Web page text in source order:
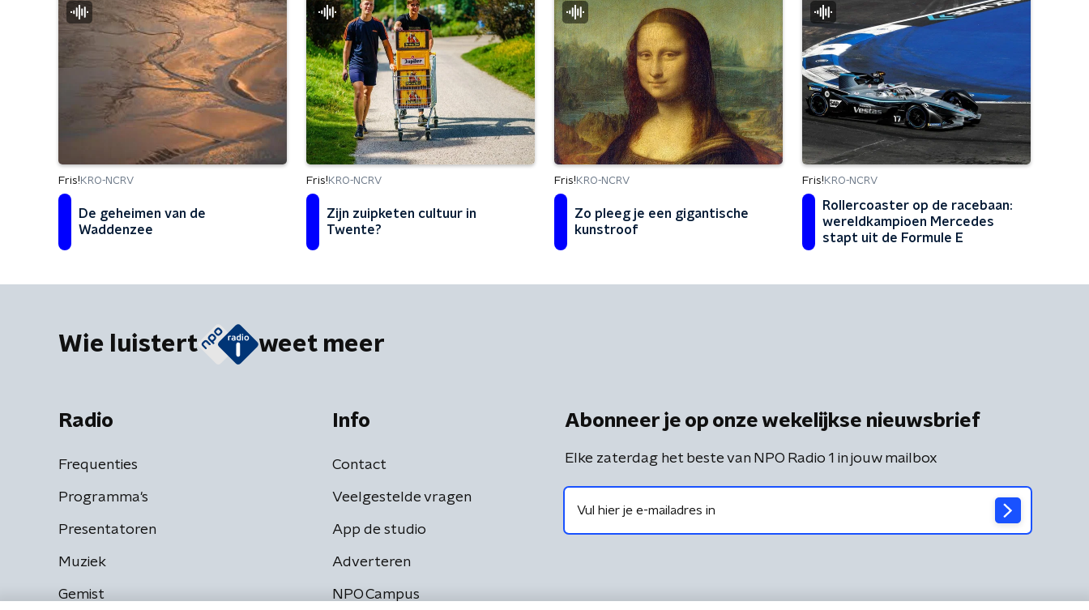
Fris! KRO-NCRV
De geheimen van de
Waddenzee
Fris! KRO-NCRV
Zijn zuipketen cultuur in
Twente?
Fris! KRO-NCRV
Zo pleeg je een gigantische
kunstroof
Fris! KRO-NCRV
Rollercoaster op de racebaan:
wereldkampioen Mercedes
stapt uit de Formule E
Wie luistert weet meer
Radio
Frequenties
Programma's
Presentatoren
Muziek
Gemist
Info
Contact
Veelgestelde vragen
App de studio
Adverteren
NPO Campus
Abonneer je op onze wekelijkse nieuwsbrief
Elke zaterdag het beste van NPO Radio 1 in jouw mailbox